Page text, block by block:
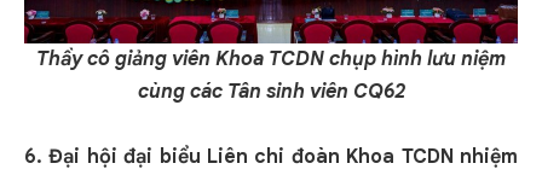
Thầy cô giảng viên Khoa TCDN chụp hình lưu niệm
cùng các Tân sinh viên CQ62
6. Đại hội đại biểu Liên chi đoàn Khoa TCDN nhiệm